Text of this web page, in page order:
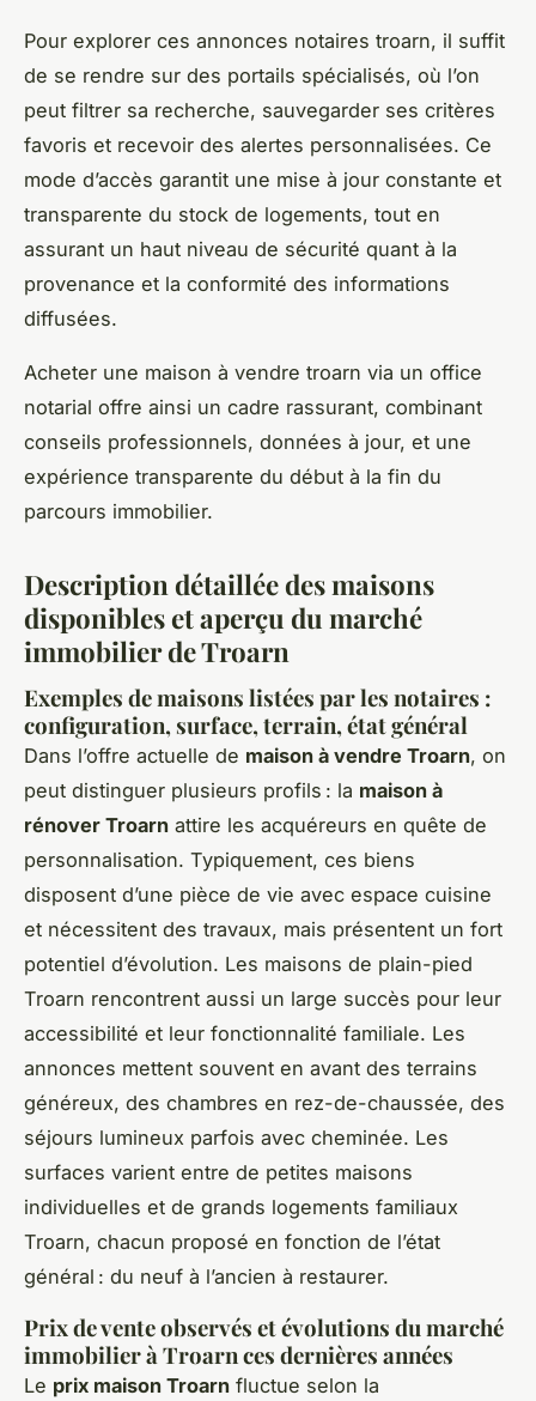
Pour explorer ces annonces notaires troarn, il suffit
de se rendre sur des portails spécialisés, où l’on
peut filtrer sa recherche, sauvegarder ses critères
favoris et recevoir des alertes personnalisées. Ce
mode d’accès garantit une mise à jour constante et
transparente du stock de logements, tout en
assurant un haut niveau de sécurité quant à la
provenance et la conformité des informations
diffusées.
Acheter une maison à vendre troarn via un office
notarial offre ainsi un cadre rassurant, combinant
conseils professionnels, données à jour, et une
expérience transparente du début à la fin du
parcours immobilier.
Description détaillée des maisons
disponibles et aperçu du marché
immobilier de Troarn
Exemples de maisons listées par les notaires :
configuration, surface, terrain, état général
Dans l’offre actuelle de maison à vendre Troarn, on
peut distinguer plusieurs profils : la maison à
rénover Troarn attire les acquéreurs en quête de
personnalisation. Typiquement, ces biens
disposent d’une pièce de vie avec espace cuisine
et nécessitent des travaux, mais présentent un fort
potentiel d’évolution. Les maisons de plain-pied
Troarn rencontrent aussi un large succès pour leur
accessibilité et leur fonctionnalité familiale. Les
annonces mettent souvent en avant des terrains
généreux, des chambres en rez-de-chaussée, des
séjours lumineux parfois avec cheminée. Les
surfaces varient entre de petites maisons
individuelles et de grands logements familiaux
Troarn, chacun proposé en fonction de l’état
général : du neuf à l’ancien à restaurer.
Prix de vente observés et évolutions du marché
immobilier à Troarn ces dernières années
Le prix maison Troarn fluctue selon la